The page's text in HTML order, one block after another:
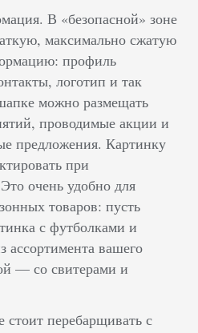
В «безопасной» зоне
максимально сжатую
профиль
логотип и так
можно размещать
проводимые акции и
предложения. Картинку
при
очень удобно для
товаров: пусть
с футболками и
ассортимента вашего
— со свитерами и
стоит перебарщивать с